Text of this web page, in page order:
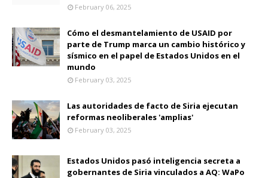
February 06, 2025
Cómo el desmantelamiento de USAID por
parte de Trump marca un cambio histórico y
sísmico en el papel de Estados Unidos en el
mundo
February 03, 2025
Las autoridades de facto de Siria ejecutan
reformas neoliberales 'amplias'
February 03, 2025
Estados Unidos pasó inteligencia secreta a
gobernantes de Siria vinculados a AQ: WaPo